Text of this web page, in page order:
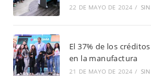
22 DE MAYO DE 2024 /
El 37% de los
en la manufactura
21 DE MAYO DE 2024 /